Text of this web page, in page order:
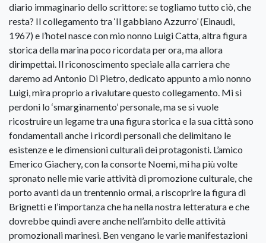
diario immaginario dello scrittore: se togliamo tutto ciò, che
resta? Il collegamento tra ‘Il gabbiano Azzurro’ (Einaudi,
1967) e l’hotel nasce con mio nonno Luigi Catta, altra figura
storica della marina poco ricordata per ora, ma allora
dirimpettai. Il riconoscimento speciale alla carriera che
daremo ad Antonio Di Pietro, dedicato appunto a mio nonno
Luigi, mira proprio a rivalutare questo collegamento. Mi si
perdoni lo ‘smarginamento’ personale, ma se si vuole
ricostruire un legame tra una figura storica e la sua città sono
fondamentali anche i ricordi personali che delimitano le
esistenze e le dimensioni culturali dei protagonisti. L’amico
Emerico Giachery, con la consorte Noemi, mi ha più volte
spronato nelle mie varie attività di promozione culturale, che
porto avanti da un trentennio ormai, a riscoprire la figura di
Brignetti e l’importanza che ha nella nostra letteratura e che
dovrebbe quindi avere anche nell’ambito delle attività
promozionali marinesi. Ben vengano le varie manifestazioni